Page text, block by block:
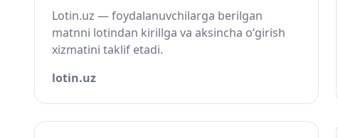
Lotin.uz — foydalanuvchilarga berilgan
matnni lotindan kirillga va aksincha o‘girish
xizmatini taklif etadi.
lotin.uz